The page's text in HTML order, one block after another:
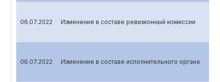
06.07.2022 Изменение в составе ревизионный комиссии
06.07.2022 Изменение в составе исполнительного органа